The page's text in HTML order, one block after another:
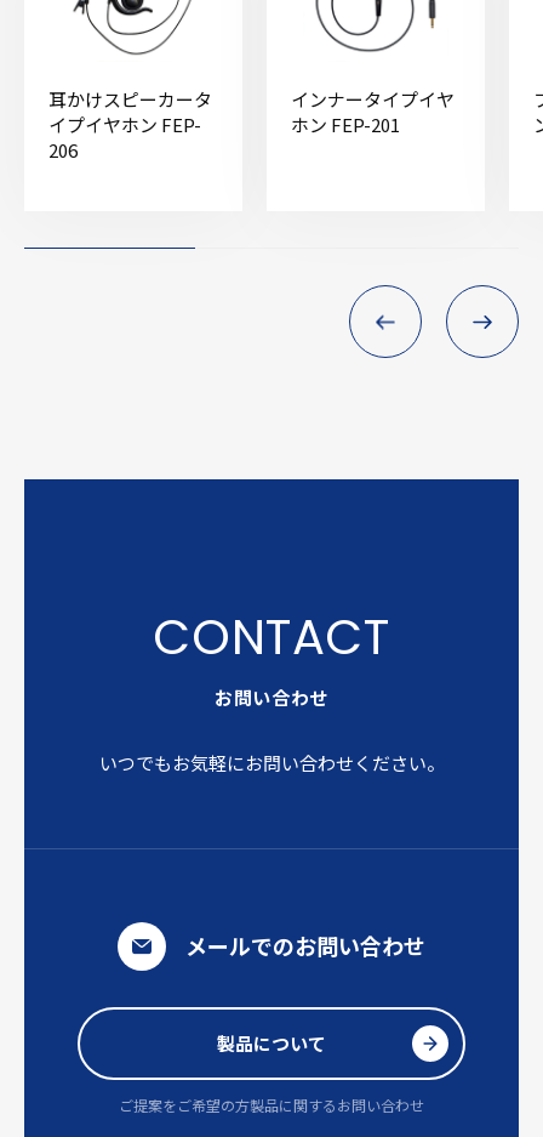
耳かけスピーカータ
イプイヤホン FEP-
206
インナータイプイヤ
ホン FEP-201
お問い合わせ
いつでもお気軽にお問い合わせください。
メールでのお問い合わせ
製品について
ご提案をご希望の方製品に関するお問い合わせ